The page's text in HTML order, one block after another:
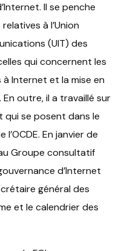
Il se penche
à l’Union
(UIT) des
qui concernent les
Internet et la mise en
outre, il a travaillé sur
qui se posent dans le
En janvier de
Groupe consultatif
d’Internet
général des
et le calendrier des